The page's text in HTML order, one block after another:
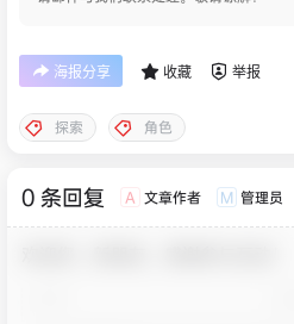
海报分享 收藏 举报
探索 角色
0 条回复 A 文章作者 M 管理员